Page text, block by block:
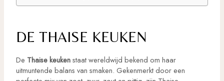
DE THAISE KEUKEN
De Thaise keukenstaat wereldwijd bekend om haar
uitmuntende balans van smaken. Gekenmerkt door een